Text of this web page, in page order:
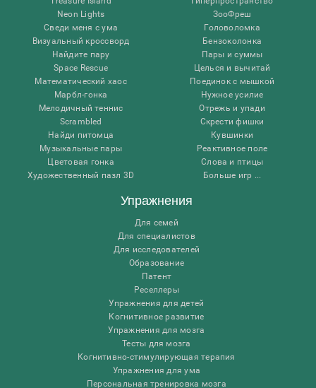
Neon Lights
Сведи меня с ума
Визуальный кроссворд
Найдите пару
Space Rescue
Математический хаос
Марбл-гонка
Мелодичный теннис
Scrambled
Найди питомца
Музыкальные пары
Цветовая гонка
Художественный пазл 3D
ЗооФреш
Головоломка
Бензоколонка
Пары и суммы
Целься и вычитай
Поединок с мышкой
Нужное усилие
Отрежь и упади
Скрести фишки
Кувшинки
Реактивное поле
Слова и птицы
Больше игр ...
Упражнения
Для семей
Для специалистов
Для исследователей
Образование
Патент
Реселлеры
Упражнения для детей
Когнитивное развитие
Упражнения для мозга
Тесты для мозга
Когнитивно-стимулирующая терапия
Упражнения для ума
Персональная тренировка мозга